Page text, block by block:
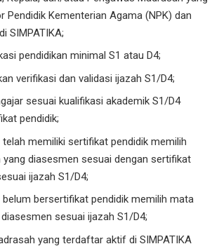
Pendidik Kementerian Agama (NPK) dan
SIMPATIKA;
pendidikan minimal S1 atau D4;
verifikasi dan validasi ijazah S1/D4;
sesuai kualifikasi akademik S1/D4
pendidik;
telah memiliki sertifikat pendidik memilih
yang diasesmen sesuai dengan sertifikat
ijazah S1/D4;
belum bersertifikat pendidik memilih mata
sesuai ijazah S1/D4;
yang terdaftar aktif di SIMPATIKA